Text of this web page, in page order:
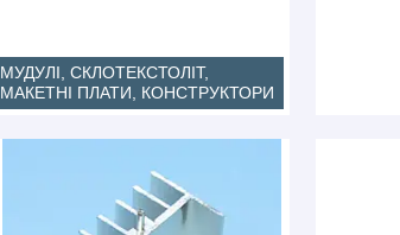
МУДУЛІ, СКЛОТЕКСТОЛІТ,
МАКЕТНІ ПЛАТИ, КОНСТРУКТОРИ